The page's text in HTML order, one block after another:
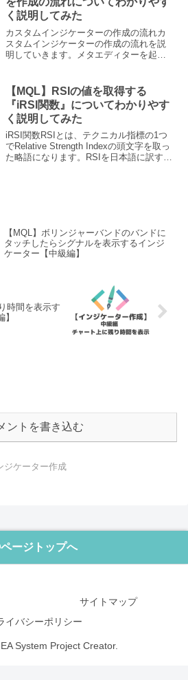
く説明してみた
カスタムインジケーターの作成の流れカ
スタムインジケーターの作成の流れを説
明していきます。メタエディターを起動
ツール→メタエディタ フォルダのアイコ
ンでメタ...
【MQL】RSIの値を取得する
『iRSI関数』についてわかりやす
く説明してみた
iRSI関数RSIとは、テクニカル指標の1つ
でRelative Strength Indexの頭文字を取っ
た略語になります。RSIを日本語に訳すと
【MQL】ボリンジャーバンドのバンドに
タッチしたらシグナルを表示するインジ
ケーター【中級編】
時間を表示す
ントを書き込む
ジケーター作成
ページトップへ
サイトマップ
イバシーポリシー
System Project Creator.